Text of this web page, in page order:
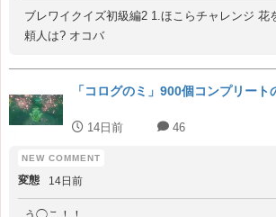
ブレワイクイズ初級編2 1.ほこらチャレンジ
頼人は? オコバ
「コログのミ」900個コンプリート
14日前 46
変態 14日前